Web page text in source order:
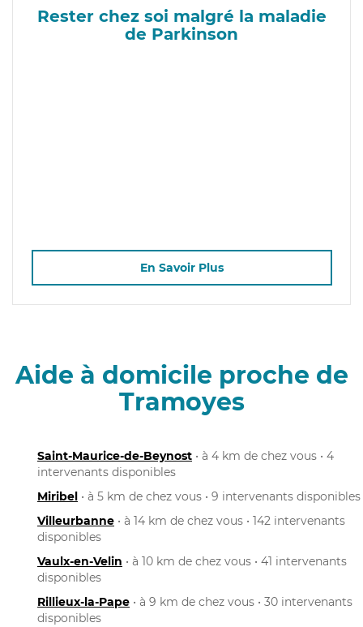
Rester chez soi malgré la maladie
de Parkinson
En Savoir Plus
Aide à domicile proche de
Tramoyes
Saint-Maurice-de-Beynost • à 4 km de chez vous • 4
intervenants disponibles
Miribel • à 5 km de chez vous • 9 intervenants disponibles
Villeurbanne • à 14 km de chez vous • 142 intervenants
disponibles
Vaulx-en-Velin • à 10 km de chez vous • 41 intervenants
disponibles
Rillieux-la-Pape • à 9 km de chez vous • 30 intervenants
disponibles